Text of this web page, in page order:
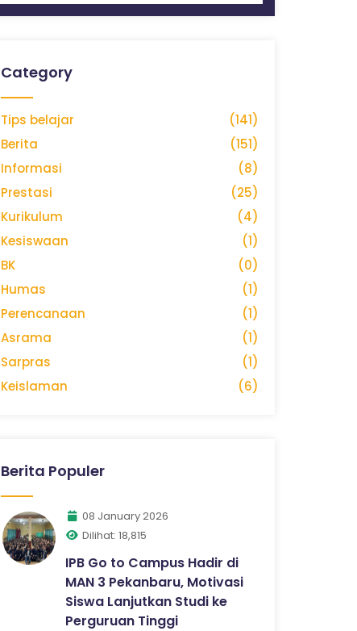
Category
Tips belajar
(141)
Berita
(151)
Informasi
(8)
Prestasi
(25)
Kurikulum
(4)
Kesiswaan
(1)
BK
(0)
Humas
(1)
Perencanaan
(1)
Asrama
(1)
Sarpras
(1)
Keislaman
(6)
Berita Populer
08 January 2026
Dilihat: 18,815
IPB Go to Campus Hadir di
MAN 3 Pekanbaru, Motivasi
Siswa Lanjutkan Studi ke
Perguruan Tinggi